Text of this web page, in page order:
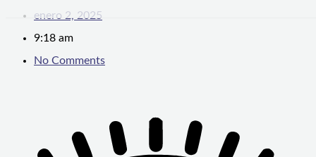
enero 2, 2025
9:18 am
No Comments